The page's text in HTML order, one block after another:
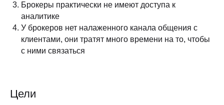
Брокеры практически не имеют доступа к
аналитике
У брокеров нет налаженного канала общения с
клиентами, они тратят много времени на то, чтобы
с ними связаться
Цели